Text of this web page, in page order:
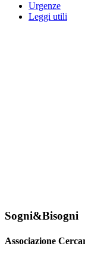
Urgenze
Leggi utili
Sogni&Bisogni
Associazione